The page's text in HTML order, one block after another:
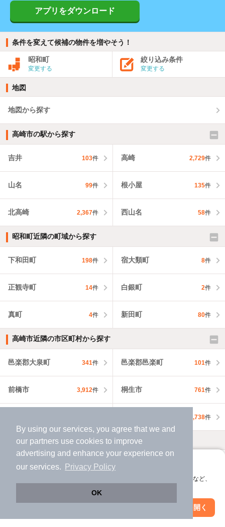
By using our services, you agree that we and
our partners use cookies to improve
advertising and enhance your experience on
our services.
Privacy Policy
OK
アプリに切り替えて、サクサクお部屋探し
会員登録なしですぐ使える。マップ検索やお気に入り保存など、
アプリを開く
アプリをダウンロード
条件を変えて候補の物件を増やそう！
昭和町
変更する
絞り込み条件
変更する
地図
地図から探す
高崎市の駅から探す
吉井 103件 高崎 2,729件
山名 99件 根小屋 135件
北高崎 2,367件 西山名 58件
昭和町近隣の町域から探す
下和田町 198件 宿大類町 8件
正観寺町 14件 白銀町 2件
真町 4件 新田町 80件
高崎市近隣の市区町村から探す
邑楽郡大泉町 341件 邑楽郡邑楽町 101件
前橋市 3,912件 桐生市 761件
1,738件
不動産会社・不動産屋から探す
高崎市の不動産会社・不動産屋から探す
群馬県の不動産会社・不動産屋から探す
絞り込み条件を変更